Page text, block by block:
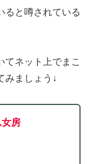
ると噂されている
てネット上でまこ
みましょう↓
女房